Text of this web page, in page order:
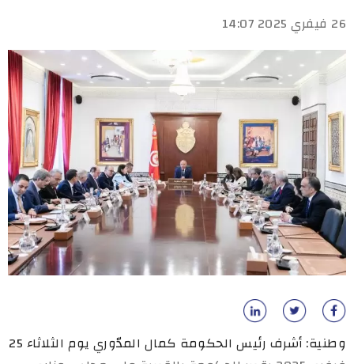
26 فيفري 2025 14:07
وطنية: أشرف رئيس الحكومة كمال المدّوري يوم الثلاثاء 25